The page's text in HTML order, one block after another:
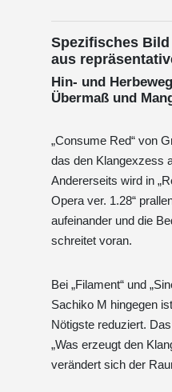
Spezifisches
aus
Hin- und
Übermaß und
„Consume Red“ von
das den Klangexzess
Andererseits wird in
Opera ver. 1.28“
aufeinander und die
schreitet voran.
Bei „Filament“ und
Sachiko M hingegen
Nötigste reduziert.
„Was erzeugt den
verändert sich der